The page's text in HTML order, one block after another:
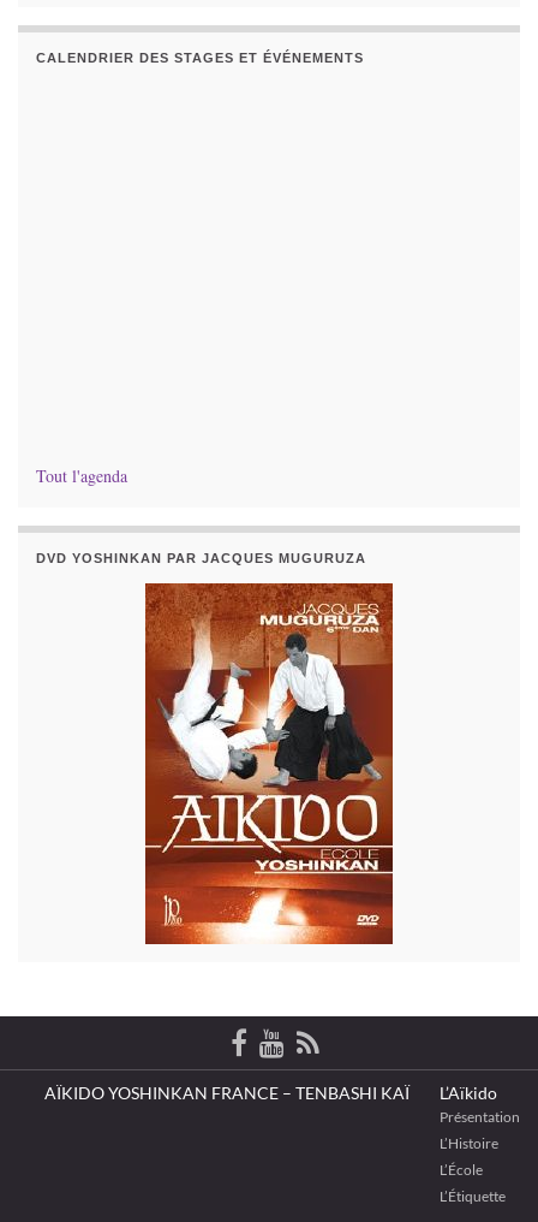
CALENDRIER DES STAGES ET ÉVÉNEMENTS
Tout l'agenda
DVD YOSHINKAN PAR JACQUES MUGURUZA
AÏKIDO YOSHINKAN FRANCE – TENBASHI KAÏ L’Aïkido
Présentation
L’Histoire
L’École
L’Étiquette